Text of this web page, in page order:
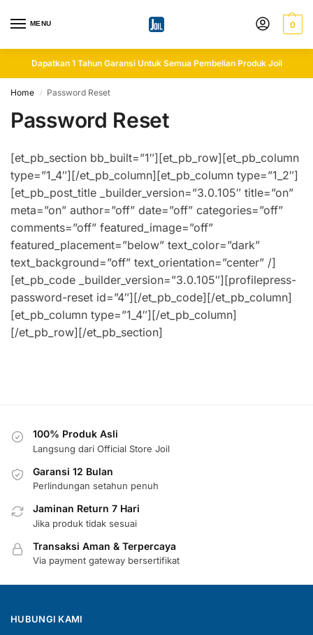
MENU 0
Dapatkan 1 Tahun Garansi Untuk Semua Pembelian Produk Joil
Home / Password Reset
Password Reset
[et_pb_section bb_built=”1″][et_pb_row][et_pb_column
type=”1_4″][/et_pb_column][et_pb_column type=”1_2″]
[et_pb_post_title _builder_version=”3.0.105″ title=”on”
meta=”on” author=”off” date=”off” categories=”off”
comments=”off” featured_image=”off”
featured_placement=”below” text_color=”dark”
text_background=”off” text_orientation=”center” /]
[et_pb_code _builder_version=”3.0.105″][profilepress-
password-reset id=”4″][/et_pb_code][/et_pb_column]
[et_pb_column type=”1_4″][/et_pb_column]
[/et_pb_row][/et_pb_section]
100% Produk Asli
Langsung dari Official Store Joil
Garansi 12 Bulan
Perlindungan setahun penuh
Jaminan Return 7 Hari
Jika produk tidak sesuai
Transaksi Aman & Terpercaya
Via payment gateway bersertifikat
HUBUNGI KAMI